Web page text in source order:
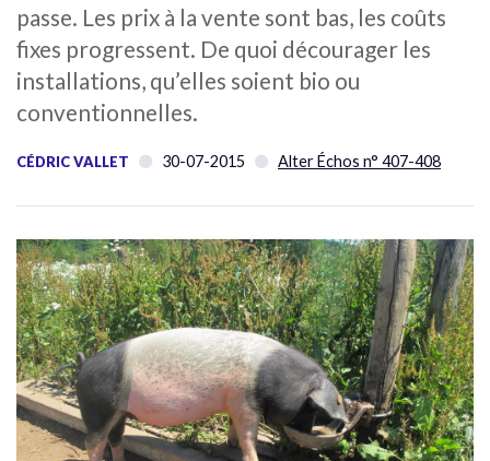
passe. Les prix à la vente sont bas, les coûts
fixes progressent. De quoi décourager les
installations, qu’elles soient bio ou
conventionnelles.
CÉDRIC VALLET 30-07-2015 Alter Échos n° 407-408